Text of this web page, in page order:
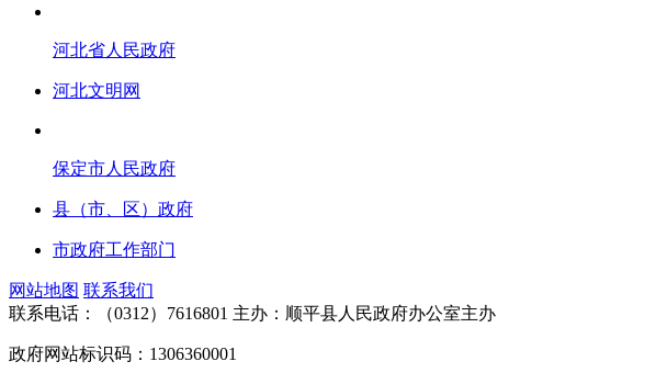
河北省人民政府
河北文明网
保定市人民政府
县（市、区）政府
市政府工作部门
网站地图 联系我们
联系电话：（0312）7616801 主办：顺平县人民政府办公室主办
政府网站标识码：1306360001